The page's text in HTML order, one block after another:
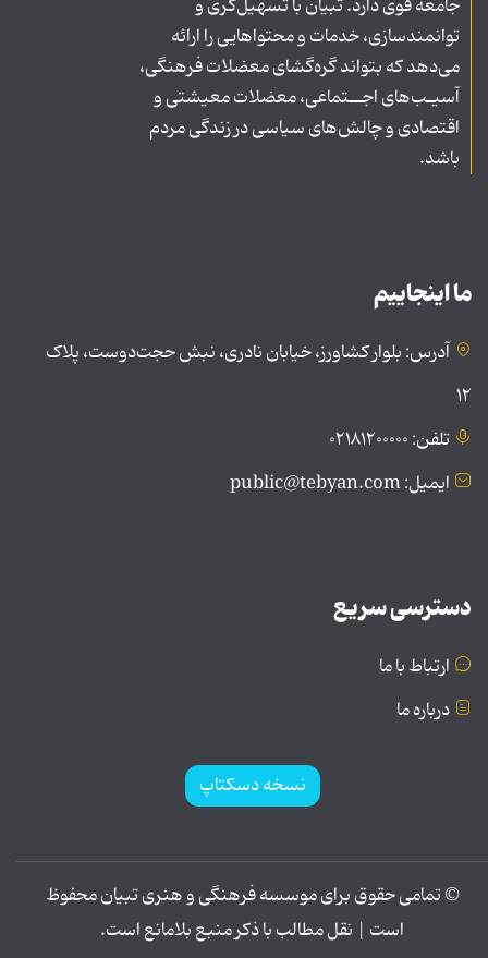
جامعه قوی دارد. تبیان با تسهیل‌گری و
توانمندسازی، خدمات و محتواهایی را ارائه
می‌دهد که بتواند گره‌گشای معضلات فرهنگی،
آسیـب‌های اجــتماعی، معضلات معیشتی و
اقتصادی و چالش‌های سیاسی در زندگی مردم
باشد.
ما اینجاییم
آدرس: بلوار کشاورز، خیابان نادری، نبش حجت‌دوست، پلاک
۱۲
تلفن: ۰۲۱۸۱۲۰۰۰۰۰
ایمیل: public@tebyan.com
دسترسی سریع
ارتباط با ما
درباره ما
نسخه دسکتاپ
© تمامی حقوق برای موسسه فرهنگی و هنری تبیان محفوظ
است | نقل مطالب با ذکر منبع بلامانع است.